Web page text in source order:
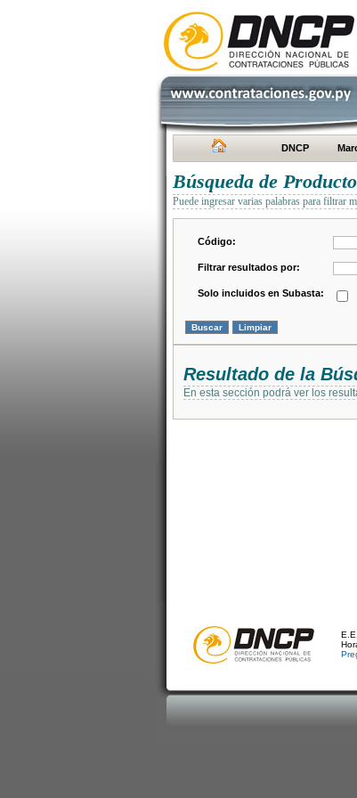
DNCP
Búsqueda de
Puede ingresar varias palabras para filtrar
Código:
Filtrar resultados por:
Solo incluidos en Subasta:
Resultado de la
En esta sección podrá ver los